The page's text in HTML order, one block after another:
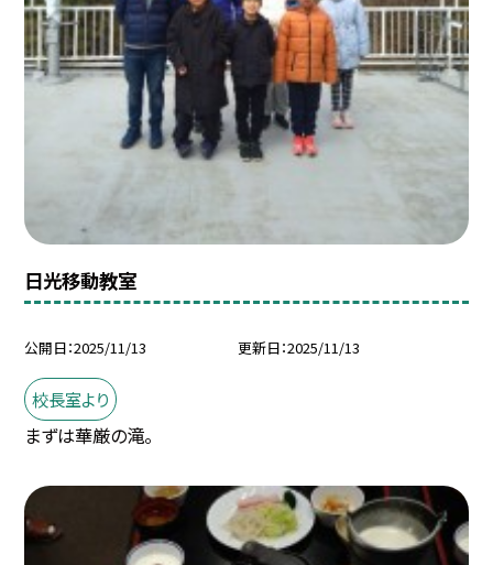
日光移動教室
公開日 2025/11/13 更新日 2025/11/13
校長室より
まずは華厳の滝。